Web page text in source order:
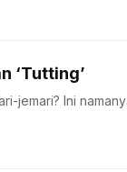
‘Tutting’
jemari? Ini